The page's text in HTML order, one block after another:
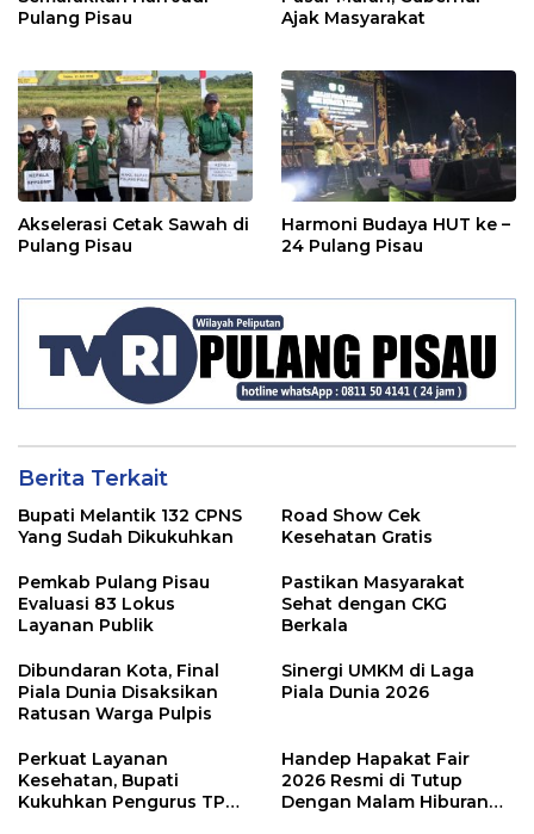
Pulang Pisau
Ajak Masyarakat
Akselerasi Cetak Sawah di
Pulang Pisau
Harmoni Budaya HUT ke –
24 Pulang Pisau
Berita Terkait
Bupati Melantik 132 CPNS
Yang Sudah Dikukuhkan
Road Show Cek
Kesehatan Gratis
Pemkab Pulang Pisau
Evaluasi 83 Lokus
Layanan Publik
Pastikan Masyarakat
Sehat dengan CKG
Berkala
Dibundaran Kota, Final
Piala Dunia Disaksikan
Ratusan Warga Pulpis
Sinergi UMKM di Laga
Piala Dunia 2026
Perkuat Layanan
Kesehatan, Bupati
Kukuhkan Pengurus TP
Handep Hapakat Fair
2026 Resmi di Tutup
Dengan Malam Hiburan